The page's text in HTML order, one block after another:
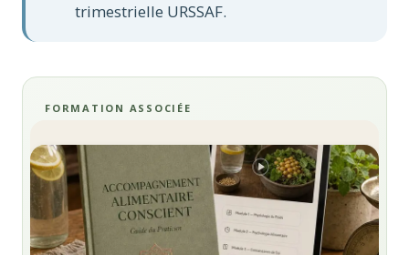
trimestrielle URSSAF.
FORMATION ASSOCIÉE